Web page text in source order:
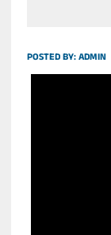
POSTED BY:ADMIN